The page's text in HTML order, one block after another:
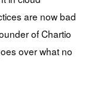
are now bad
of Chartio
over what no